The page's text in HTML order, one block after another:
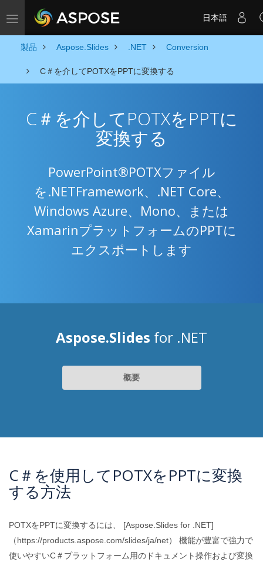
Toggle navigation 日本語
製品 Aspose.Slides .NET Conversion
C＃を介してPOTXをPPTに変換する
C＃を介してPOTXをPPTに
変換する
PowerPoint®POTXファイル
を.NETFramework、.NET Core、
Windows Azure、Mono、または
XamarinプラットフォームのPPTに
エクスポートします
Aspose.Slides for .NET
概要
C＃を使用してPOTXをPPTに変換
する方法
POTXをPPTに変換するには、 [Aspose.Slides for .NET]
（https://products.aspose.com/slides/ja/net） 機能が豊富で強力で
使いやすいC＃プラットフォーム用のドキュメント操作および変換